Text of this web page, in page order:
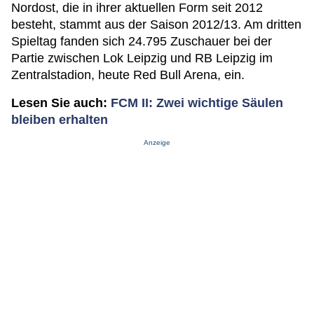
Nordost, die in ihrer aktuellen Form seit 2012
besteht, stammt aus der Saison 2012/13. Am dritten
Spieltag fanden sich 24.795 Zuschauer bei der
Partie zwischen Lok Leipzig und RB Leipzig im
Zentralstadion, heute Red Bull Arena, ein.
Lesen Sie auch: FCM II: Zwei wichtige Säulen
bleiben erhalten
Anzeige